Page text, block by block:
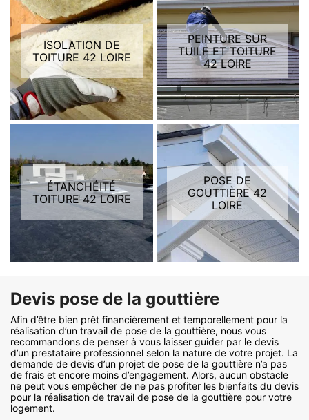
ISOLATION DE
TOITURE 42 LOIRE
PEINTURE SUR
TUILE ET TOITURE
42 LOIRE
ÉTANCHÉITÉ
TOITURE 42 LOIRE
POSE DE
GOUTTIÈRE 42
LOIRE
Devis pose de la gouttière
Afin d’être bien prêt financièrement et temporellement pour la
réalisation d’un travail de pose de la gouttière, nous vous
recommandons de penser à vous laisser guider par le devis
d’un prestataire professionnel selon la nature de votre projet. La
demande de devis d’un projet de pose de la gouttière n’a pas
de frais et encore moins d’engagement. Alors, aucun obstacle
ne peut vous empêcher de ne pas profiter les bienfaits du devis
pour la réalisation de travail de pose de la gouttière pour votre
logement.